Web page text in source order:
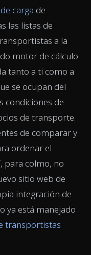
carga de
las listas de
a la
motor de cálculo
tanto a ti como a
se ocupan del
condiciones de
de transporte.
de comparar y
ordenar el
para colmo, no
sitio web de
integración de
ya está manejado
transportistas